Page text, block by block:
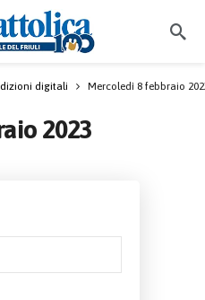
digitali Mercoledì 8 febbraio
2023